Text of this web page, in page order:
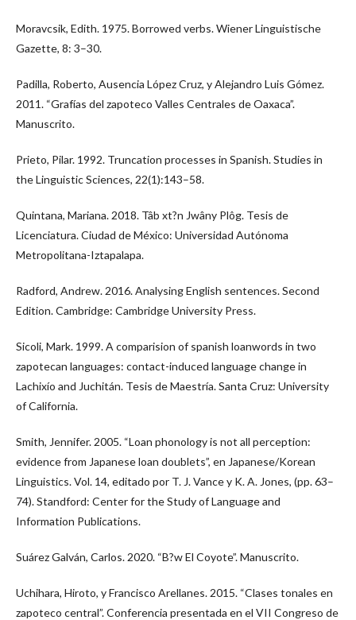
Moravcsik, Edith. 1975. Borrowed verbs. Wiener Linguistische
Gazette, 8: 3–30.
Padilla, Roberto, Ausencia López Cruz, y Alejandro Luis Gómez.
2011. “Grafías del zapoteco Valles Centrales de Oaxaca”.
Manuscrito.
Prieto, Pilar. 1992. Truncation processes in Spanish. Studies in
the Linguistic Sciences, 22(1):143–58.
Quintana, Mariana. 2018. Tâb xt?n Jwâny Plôg. Tesis de
Licenciatura. Ciudad de México: Universidad Autónoma
Metropolitana-Iztapalapa.
Radford, Andrew. 2016. Analysing English sentences. Second
Edition. Cambridge: Cambridge University Press.
Sicoli, Mark. 1999. A comparision of spanish loanwords in two
zapotecan languages: contact-induced language change in
Lachixío and Juchitán. Tesis de Maestría. Santa Cruz: University
of California.
Smith, Jennifer. 2005. “Loan phonology is not all perception:
evidence from Japanese loan doublets”, en Japanese/Korean
Linguistics. Vol. 14, editado por T. J. Vance y K. A. Jones, (pp. 63–
74). Standford: Center for the Study of Language and
Information Publications.
Suárez Galván, Carlos. 2020. “B?w El Coyote”. Manuscrito.
Uchihara, Hiroto, y Francisco Arellanes. 2015. “Clases tonales en
zapoteco central”. Conferencia presentada en el VII Congreso de